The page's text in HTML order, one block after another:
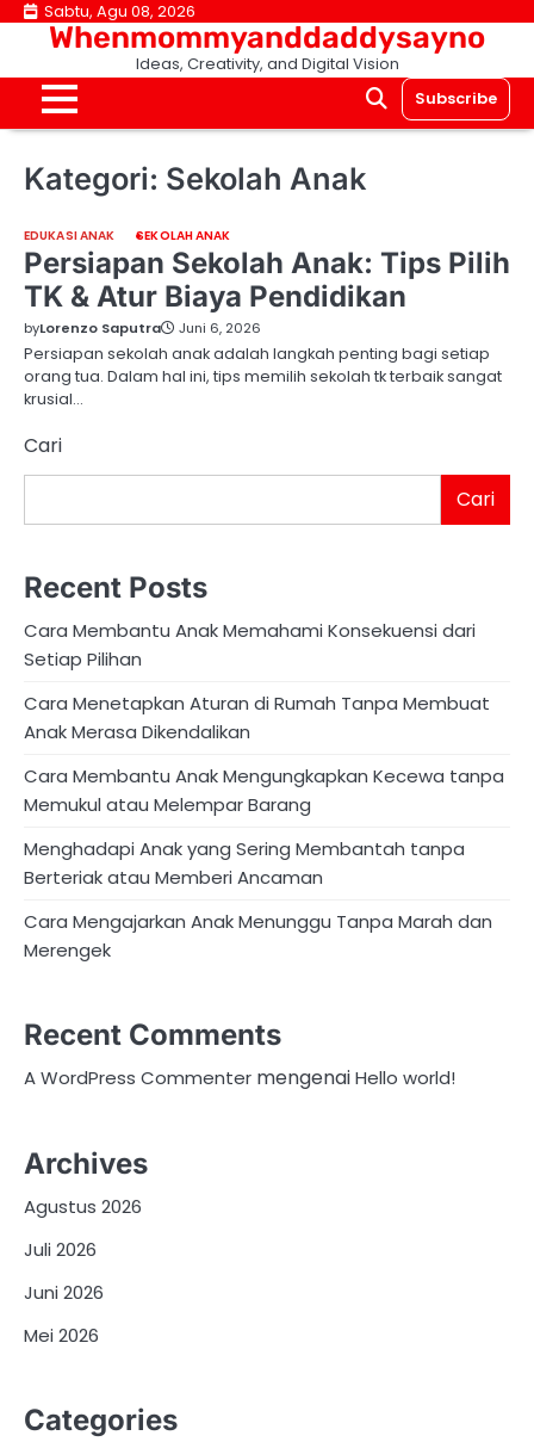
Skip Sabtu, Agu 08, 2026
Whenmommyanddaddysayno
Ideas, Creativity, and Digital Vision
Subscribe
Kategori: Sekolah Anak
EDUKASI ANAK SEKOLAH ANAK
Persiapan Sekolah Anak: Tips Pilih
TK & Atur Biaya Pendidikan
byLorenzo Saputra Juni 6, 2026
Persiapan sekolah anak adalah langkah penting bagi setiap
orang tua. Dalam hal ini, tips memilih sekolah tk terbaik sangat
krusial…
Cari
Cari
Recent Posts
Cara Membantu Anak Memahami Konsekuensi dari
Setiap Pilihan
Cara Menetapkan Aturan di Rumah Tanpa Membuat
Anak Merasa Dikendalikan
Cara Membantu Anak Mengungkapkan Kecewa tanpa
Memukul atau Melempar Barang
Menghadapi Anak yang Sering Membantah tanpa
Berteriak atau Memberi Ancaman
Cara Mengajarkan Anak Menunggu Tanpa Marah dan
Merengek
Recent Comments
A WordPress Commenter mengenaiHello world!
Archives
Agustus 2026
Juli 2026
Juni 2026
Mei 2026
Categories